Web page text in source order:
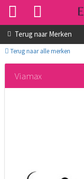
Terug naar Merken
Terug naar alle merken
Viamax